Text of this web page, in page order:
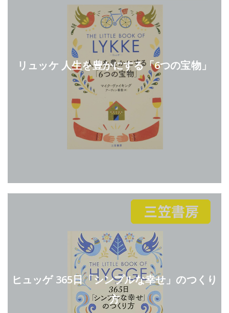
リュッケ 人生を豊かにする「6つの宝物」
ヒュッゲ 365日「シンプルな幸せ」のつくり
方